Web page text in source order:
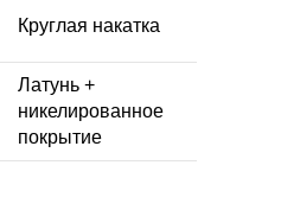
Круглая накатка
Латунь +
никелированное
покрытие